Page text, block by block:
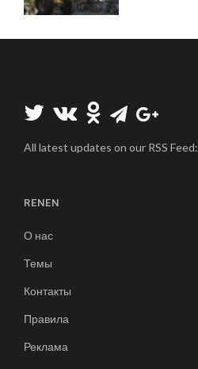
All latest updates on our RSS Feed:
RENEN
О нас
Темы
Контакты
Правила
Реклама